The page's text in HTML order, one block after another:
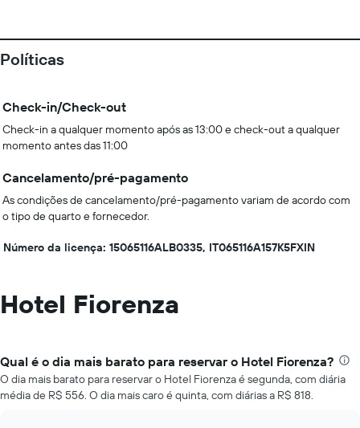
Políticas
Check-in/Check-out
Check-in a qualquer momento após as 13:00 e check-out a qualquer
momento antes das 11:00
Cancelamento/pré-pagamento
As condições de cancelamento/pré-pagamento variam de acordo com
o tipo de quarto e fornecedor.
Número da licença: 15065116ALB0335, IT065116A157K5FXIN
Hotel Fiorenza
Qual é o dia mais barato para reservar o Hotel Fiorenza?
O dia mais barato para reservar o Hotel Fiorenza é segunda, com diária
média de R$ 556. O dia mais caro é quinta, com diárias a R$ 818.